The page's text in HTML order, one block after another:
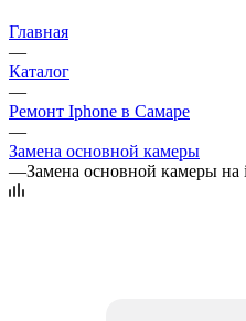
Главная
—
Каталог
—
Ремонт Iphone в Самаре
—
Замена основной камеры
—Замена основной камеры на